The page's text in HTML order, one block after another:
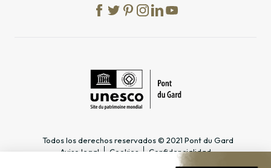
Todos los derechos reservados © 2021 Pont du Gard
Aviso legal
Cookies Confidencialidad